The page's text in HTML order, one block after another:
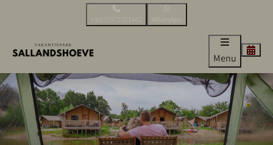
+31(0)572321342 WhatsApp
Menu